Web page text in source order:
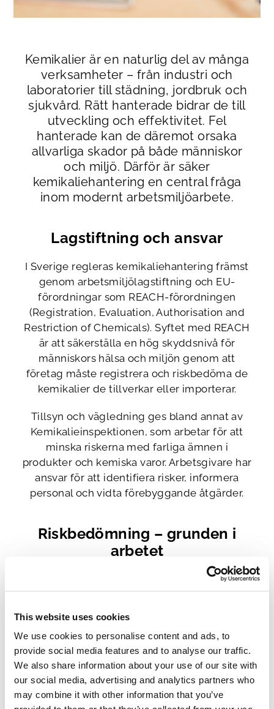
This website uses cookies
We use cookies to personalise content and ads, to
provide social media features and to analyse our traffic.
We also share information about your use of our site with
our social media, advertising and analytics partners who
may combine it with other information that you’ve
Kemikalier är en naturlig del av många
verksamheter – från industri och
laboratorier till städning, jordbruk och
sjukvård. Rätt hanterade bidrar de till
utveckling och effektivitet. Fel
hanterade kan de däremot orsaka
allvarliga skador på både människor
och miljö. Därför är säker
kemikaliehantering en central fråga
inom modernt arbetsmiljöarbete.
Lagstiftning och ansvar
I Sverige regleras kemikaliehantering främst
genom arbetsmiljölagstiftning och EU-
förordningar som REACH-förordningen
(Registration, Evaluation, Authorisation and
Restriction of Chemicals). Syftet med REACH
är att säkerställa en hög skyddsnivå för
människors hälsa och miljön genom att
företag måste registrera och riskbedöma de
kemikalier de tillverkar eller importerar.
Tillsyn och vägledning ges bland annat av
Kemikalieinspektionen, som arbetar för att
minska riskerna med farliga ämnen i
produkter och kemiska varor. Arbetsgivare har
ansvar för att identifiera risker, informera
personal och vidta förebyggande åtgärder.
Riskbedömning – grunden i
arbetet
All kemikaliehantering bör börja med en
noggrann riskbedömning. Det innebär att man:
Identifierar vilka kemikalier som används.
Kartlägger deras farliga egenskaper (t.ex.
brandfarlighet, giftighet eller miljöfarlighet).
Bedömer hur exponering kan ske – via